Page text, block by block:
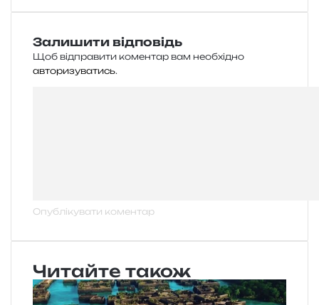
Залишити відповідь
Щоб відправити коментар вам необхідно
авторизуватись.
Читайте також